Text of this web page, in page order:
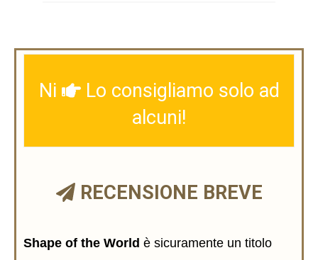
Ni
Lo consigliamo solo ad
alcuni!
RECENSIONE BREVE
Shape of the World è sicuramente un titolo